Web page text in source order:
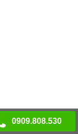
0909.808.530